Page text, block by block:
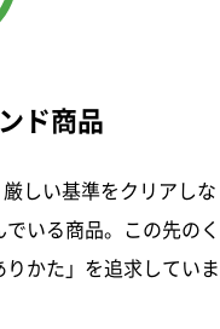
ド商品
しい基準をクリアしな
いる商品。この先のく
かた」を追求していま